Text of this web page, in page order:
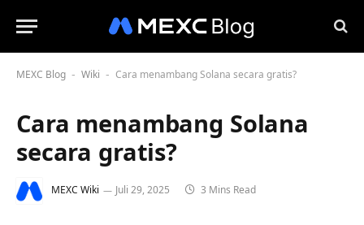
MEXC Blog - Wiki - Cara menambang Solana secara gratis?
Cara menambang Solana
secara gratis?
MEXC Wiki Juli 29, 2025 3 Mins Read